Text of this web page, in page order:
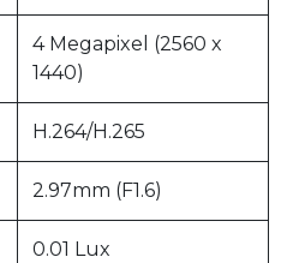
4 Megapixel (2560 x
1440)
H.264/H.265
2.97mm (F1.6)
0.01 Lux